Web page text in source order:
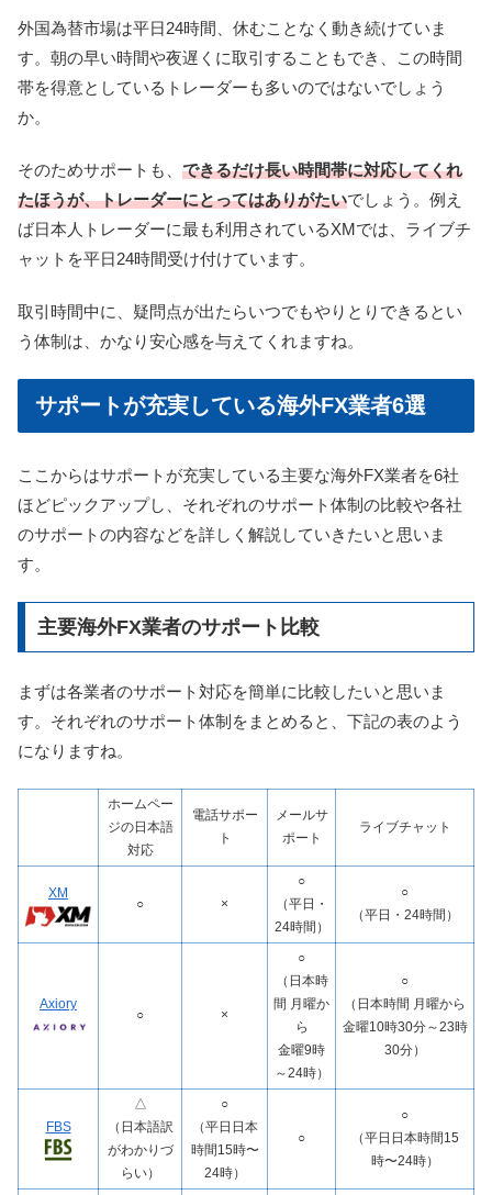
外国為替市場は平日24時間、休むことなく動き続けていま
す。朝の早い時間や夜遅くに取引することもでき、この時間
帯を得意としているトレーダーも多いのではないでしょう
か。
そのためサポートも、 できるだけ長い時間帯に対応してくれ
たほうが、トレーダーにとってはありがたいでしょう。例え
ば日本人トレーダーに最も利用されているXMでは、ライブチ
ャットを平日24時間受け付けています。
取引時間中に、疑問点が出たらいつでもやりとりできるとい
う体制は、かなり安心感を与えてくれますね。
サポートが充実している海外FX業者6選
ここからはサポートが充実している主要な海外FX業者を6社
ほどピックアップし、それぞれのサポート体制の比較や各社
のサポートの内容などを詳しく解説していきたいと思いま
す。
主要海外FX業者のサポート比較
まずは各業者のサポート対応を簡単に比較したいと思いま
す。それぞれのサポート体制をまとめると、下記の表のよう
になりますね。
ホームペー
ジの日本語
対応
電話サポー
ト
メールサ
ポート
ライブチャット
XM
○ ×
○
（平日・
24時間）
○
（平日・24時間）
Axiory
○ ×
○
（日本時
間 月曜か
ら
金曜9時
～24時）
○
（日本時間 月曜から
金曜10時30分～23時
30分）
FBS
△
（日本語訳
がわかりづ
らい）
○
（平日日本
時間15時〜
24時）
○
○
（平日日本時間15
時〜24時）